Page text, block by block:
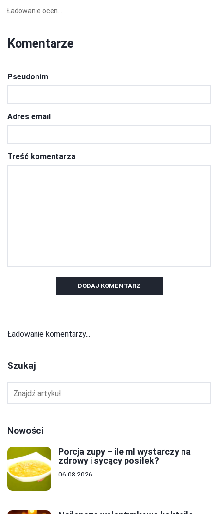
Ładowanie ocen...
Komentarze
Pseudonim
Adres email
Treść komentarza
DODAJ KOMENTARZ
Ładowanie komentarzy...
Szukaj
Nowości
Porcja zupy – ile ml wystarczy na
zdrowy i sycący posiłek?
06.08.2026